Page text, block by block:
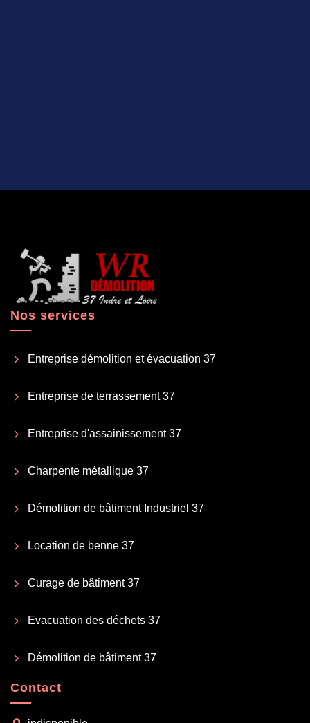
Nos services
Entreprise démolition et évacuation 37
Entreprise de terrassement 37
Entreprise d'assainissement 37
Charpente métallique 37
Démolition de bâtiment Industriel 37
Location de benne 37
Curage de bâtiment 37
Evacuation des déchets 37
Démolition de bâtiment 37
Contact